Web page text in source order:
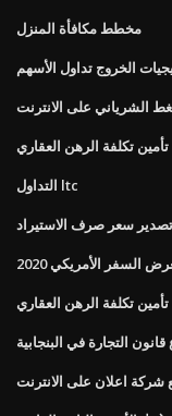
مخطط مكافأة المنزل
الخروج تداول الأسهم
الشرياني على الانترنت
تأمين تكلفة الرهن العقاري
التداول ltc
سعر صرف الاستيراد
السفر الأمريكي 2020
تأمين تكلفة الرهن العقاري
التجارة في البنجابية
اعلان على الانترنت